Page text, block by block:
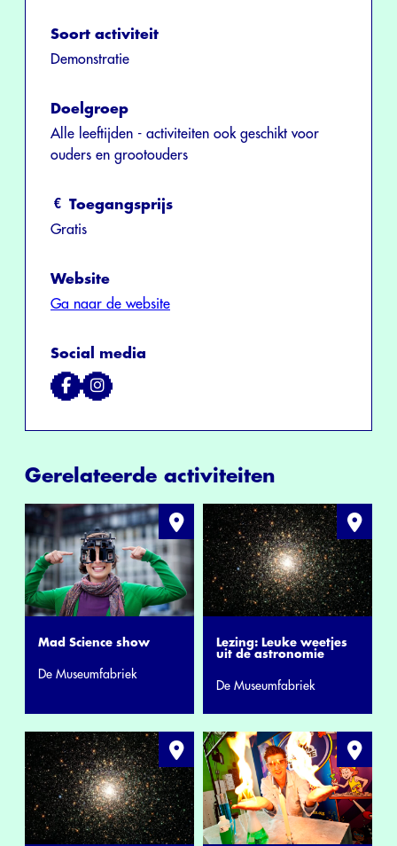
Soort activiteit
Demonstratie
Doelgroep
Alle leeftijden - activiteiten ook geschikt voor
ouders en grootouders
Toegangsprijs
Gratis
Website
Ga naar de website
Social media
Gerelateerde activiteiten
Mad Science show
De Museumfabriek
Lezing: Leuke weetjes
uit de astronomie
De Museumfabriek